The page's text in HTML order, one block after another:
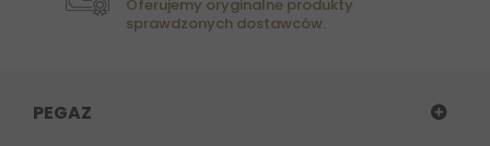
Oferujemy oryginalne produkty
sprawdzonych dostawców.
PEGAZ